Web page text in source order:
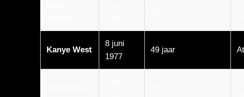
Kanye West
8 juni
1977
49 jaar